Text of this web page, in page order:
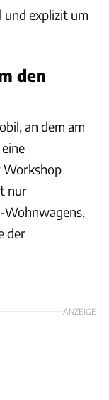
und explizit um
den
an dem am
Workshop
nur
Wohnwagens,
der
ANZEIGE